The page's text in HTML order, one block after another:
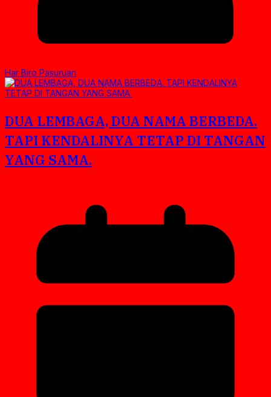
Har Biro Pasuruan
DUA LEMBAGA, DUA NAMA BERBEDA.
TAPI KENDALINYA TETAP DI TANGAN
YANG SAMA.